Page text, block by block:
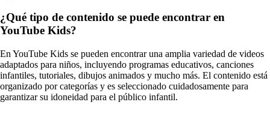
¿Qué tipo de contenido se puede encontrar en
YouTube Kids?
En YouTube Kids se pueden encontrar una amplia variedad de videos
adaptados para niños, incluyendo programas educativos, canciones
infantiles, tutoriales, dibujos animados y mucho más. El contenido está
organizado por categorías y es seleccionado cuidadosamente para
garantizar su idoneidad para el público infantil.